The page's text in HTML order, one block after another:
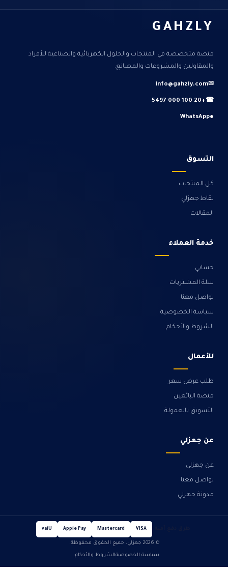
GAHZLY
منصة متخصصة في المنتجات والحلول الكهربائية والصناعية للأفراد
والمقاولين والمشروعات والمصانع.
✉
info@gahzly.com
☎
+20 100 000 5497
●
WhatsApp
التسوق
كل المنتجات
نقاط جهزلي
المقالات
خدمة العملاء
حسابي
سلة المشتريات
تواصل معنا
سياسة الخصوصية
الشروط والأحكام
للأعمال
طلب عرض سعر
منصة البائعين
التسويق بالعمولة
عن جهزلي
عن جهزلي
تواصل معنا
مدونة جهزلي
VISA
Mastercard
Apple Pay
valU
© 2026 جهزلي. جميع الحقوق محفوظة.
سياسة الخصوصيةالشروط والأحكام